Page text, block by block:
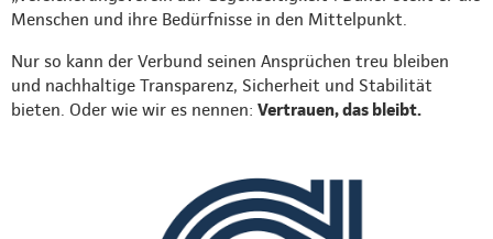
Menschen und ihre Bedürfnisse in den Mittelpunkt.
Nur so kann der Verbund seinen Ansprüchen treu bleiben
und nachhaltige Transparenz, Sicherheit und Stabilität
bieten. Oder wie wir es nennen: Vertrauen, das bleibt.